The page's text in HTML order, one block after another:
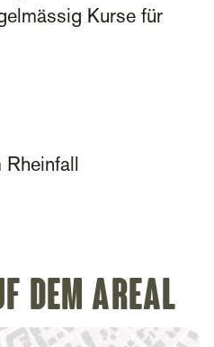
Kurse für
Rheinfall
dem Areal